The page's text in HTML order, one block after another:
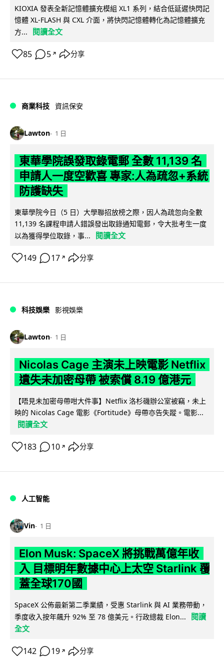
KIOXIA 發表全新記憶體擴充模組 XL1 系列，結合低延遲快閃記
憶體 XL-FLASH 與 CXL 介面，將快閃記憶體轉化為記憶體擴充
方...
閱讀全文
85 5 ↗ 分享
商業科技 資訊保安
Lawton 1 日
東華學院誤發取錄電郵 全數 11,139 名
申請人一度空歡喜 專家:人為疏忽+系統
防護缺失
東華學院今日（5 日）大學聯招放榜之際，因人為疏忽向全數
11,139 名課程申請人錯誤發出取錄通知電郵，令大批考生一度
以為獲得學位取錄，事...
閱讀全文
149 17 ↗ 分享
科技娛樂 影視娛樂
Lawton 1 日
Nicolas Cage 主演未上映電影 Netflix
遺失未加密母帶 被索償 8.19 億港元
【唔見未加密母帶咁大件事】Netflix 洛杉磯辦公室被竊，未上
映的 Nicolas Cage 電影《Fortitude》母帶亦告失蹤。電影...
閱讀全文
183 10 ↗ 分享
人工智能
Vin 1 日
Elon Musk: SpaceX 將挑戰萬億年收
入 目標明年數據中心上太空 Starlink 覆
蓋全球170國
SpaceX 公佈最新第二季業績，受惠 Starlink 與 AI 業務帶動，
季度收入按年飆升 92% 至 78 億美元。行政總裁 Elon...
閱讀
全文
142 19 ↗ 分享